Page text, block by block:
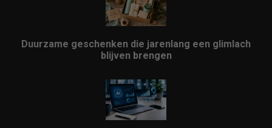
Duurzame geschenken die jarenlang een glimlach
blijven brengen